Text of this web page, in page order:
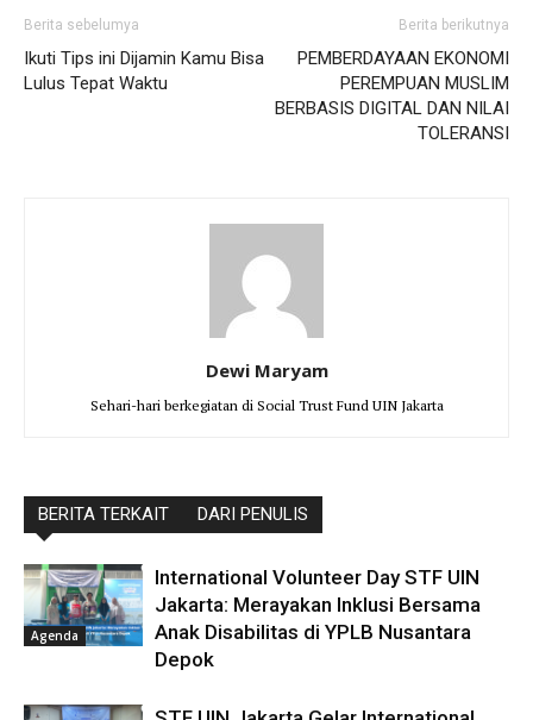
Berita sebelumya
Ikuti Tips ini Dijamin Kamu Bisa
Lulus Tepat Waktu
Berita berikutnya
PEMBERDAYAAN EKONOMI
PEREMPUAN MUSLIM
BERBASIS DIGITAL DAN NILAI
TOLERANSI
Dewi Maryam
Sehari-hari berkegiatan di Social Trust Fund UIN Jakarta
BERITA TERKAIT DARI PENULIS
Agenda
International Volunteer Day STF UIN
Jakarta: Merayakan Inklusi Bersama
Anak Disabilitas di YPLB Nusantara
Depok